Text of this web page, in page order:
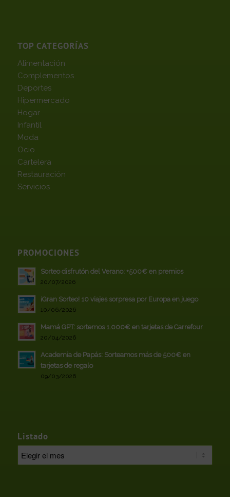
TOP CATEGORÍAS
Alimentación
Complementos
Deportes
Hipermercado
Hogar
Infantil
Moda
Ocio
Cartelera
Restauración
Servicios
PROMOCIONES
Sorteo disfrutón del Verano: +500€ en premios
20/07/2026
¡Gran Sorteo! 10 viajes sorpresa por Europa en juego
10/06/2026
Mamá GPT: sortemos 1.000€ en tarjetas de Carrefour
20/04/2026
Academia de Papás: Sorteamos más de 500€ en
tarjetas de regalo
09/03/2026
Listado